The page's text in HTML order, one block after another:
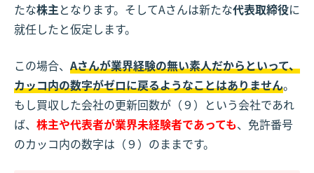
たな株主となります。そしてAさんは新たな代表取締役に
就任したと仮定します。
この場合、 Aさんが業界経験の無い素人だからといって、
カッコ内の数字がゼロに戻るようなことはありません。
もし買収した会社の更新回数が（９）という会社であれ
ば、 株主や代表者が業界未経験者であっても、免許番号
のカッコ内の数字は（９）のままです。